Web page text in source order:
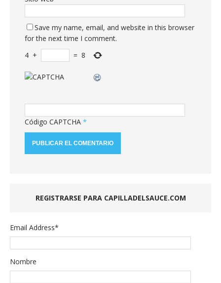
Save my name, email, and website in this browser
for the next time I comment.
4 + = 8
Código CAPTCHA *
REGISTRARSE PARA CAPILLADELSAUCE.COM
Email Address*
Nombre